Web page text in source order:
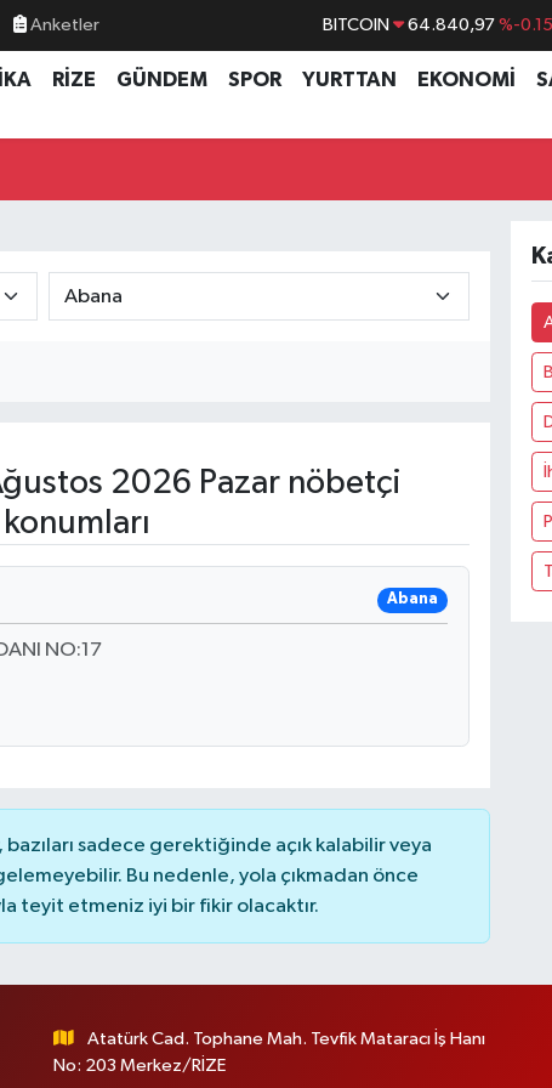
Anketler BITCOIN 64.840,97 %-0.15
DOLAR 47,7436 %0.18
GRAM ALTIN 6660.55 %0
%-14
RİZE GÜNDEM SPOR YURTTAN EKONOMİ
2026 Pazar nöbetçi
Abana
NO:17
sadece gerektiğinde açık kalabilir veya
Bu nedenle, yola çıkmadan önce
teyit etmeniz iyi bir fikir olacaktır.
Atatürk Cad. Tophane Mah. Tevfik Mataracı İş Hanı
No: 203 Merkez/RİZE